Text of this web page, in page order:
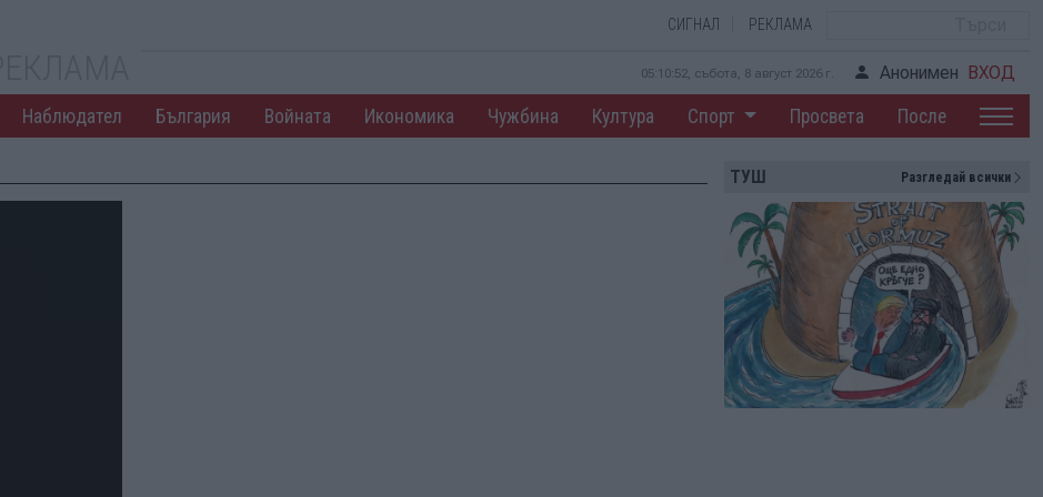
СИГНАЛ РЕКЛАМА
05:10:52, събота, 8 август 2026 г. Анонимен ВХОД
Наблюдател България Войната Икономика Чужбина Култура Спорт Просвета После
ТУШ Разгледай всички